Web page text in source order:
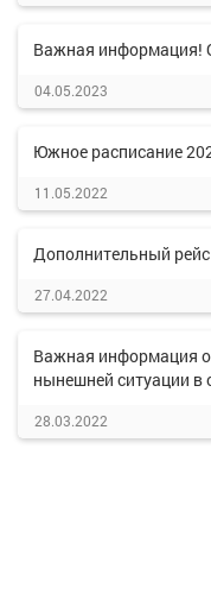
Важная информация!
04.05.2023
Южное расписание
11.05.2022
Дополнительный
27.04.2022
Важная информация о
нынешней ситуации в
28.03.2022